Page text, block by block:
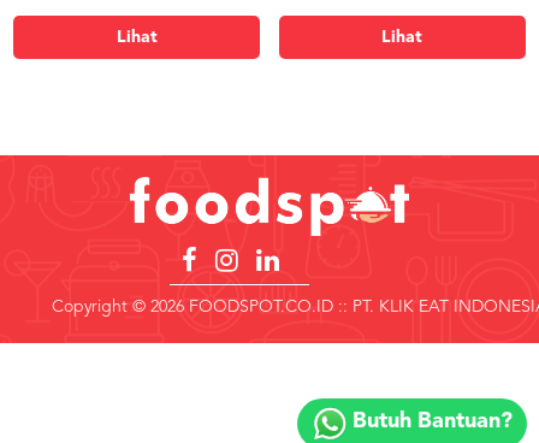
Lihat Lihat
Copyright © 2026 FOODSPOT.CO.ID :: PT. KLIK EAT
Butuh Bantuan?